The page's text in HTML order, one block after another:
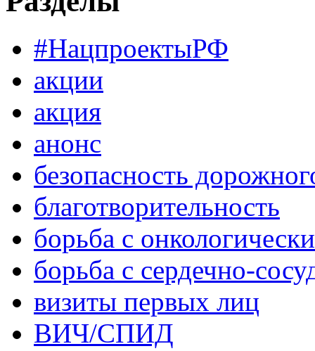
#НацпроектыРФ
акции
акция
анонс
безопасность
благотворительность
борьба с
борьба с сердечно-
визиты первых лиц
ВИЧ/СПИД